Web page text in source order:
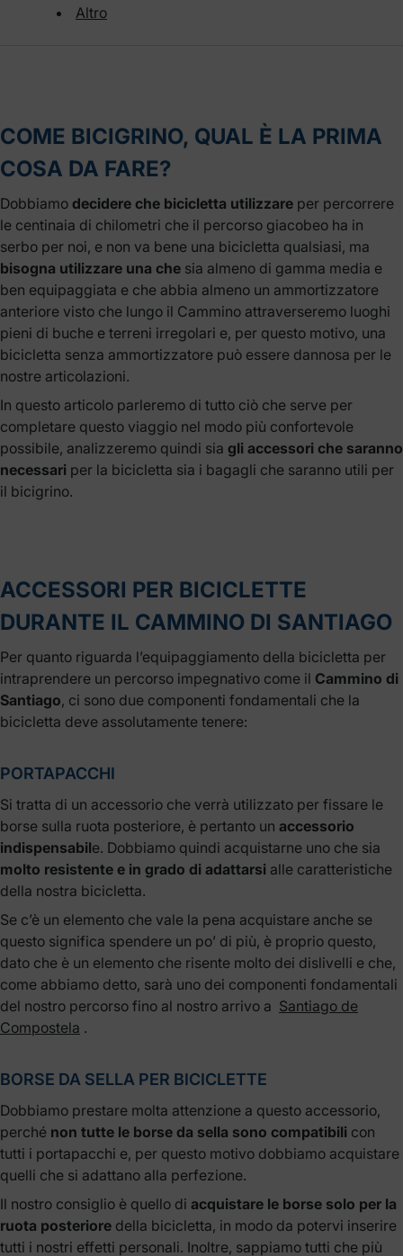
Altro
COME BICIGRINO, QUAL È LA PRIMA
COSA DA FARE?
Dobbiamo decidere che bicicletta utilizzare per percorrere
le centinaia di chilometri che il percorso giacobeo ha in
serbo per noi, e non va bene una bicicletta qualsiasi, ma
bisogna utilizzare una che sia almeno di gamma media e
ben equipaggiata e che abbia almeno un ammortizzatore
anteriore visto che lungo il Cammino attraverseremo luoghi
pieni di buche e terreni irregolari e, per questo motivo, una
bicicletta senza ammortizzatore può essere dannosa per le
nostre articolazioni.
In questo articolo parleremo di tutto ciò che serve per
completare questo viaggio nel modo più confortevole
possibile, analizzeremo quindi sia gli accessori che saranno
necessari per la bicicletta sia i bagagli che saranno utili per
il bicigrino.
ACCESSORI PER BICICLETTE
DURANTE IL CAMMINO DI SANTIAGO
Per quanto riguarda l’equipaggiamento della bicicletta per
intraprendere un percorso impegnativo come il Cammino di
Santiago, ci sono due componenti fondamentali che la
bicicletta deve assolutamente tenere:
PORTAPACCHI
Si tratta di un accessorio che verrà utilizzato per fissare le
borse sulla ruota posteriore, è pertanto un accessorio
indispensabile. Dobbiamo quindi acquistarne uno che sia
molto resistente e in grado di adattarsi alle caratteristiche
della nostra bicicletta.
Se c’è un elemento che vale la pena acquistare anche se
questo significa spendere un po’ di più, è proprio questo,
dato che è un elemento che risente molto dei dislivelli e che,
come abbiamo detto, sarà uno dei componenti fondamentali
del nostro percorso fino al nostro arrivo a Santiago de
Compostela .
BORSE DA SELLA PER BICICLETTE
Dobbiamo prestare molta attenzione a questo accessorio,
perché non tutte le borse da sella sono compatibili con
tutti i portapacchi e, per questo motivo dobbiamo acquistare
quelli che si adattano alla perfezione.
Il nostro consiglio è quello di acquistare le borse solo per la
ruota posteriore della bicicletta, in modo da potervi inserire
tutti i nostri effetti personali. Inoltre, sappiamo tutti che più